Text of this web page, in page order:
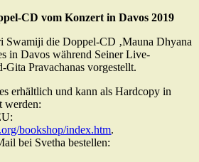
CD vom Konzert in Davos 2019
Swamiji die Doppel-CD ‚Mauna Dhyana
in Davos während Seiner Live-
Gita Pravachanas vorgestellt.
erhältlich und kann als Hardcopy in
werden:
bookshop/index.htm.
bei Svetha bestellen: